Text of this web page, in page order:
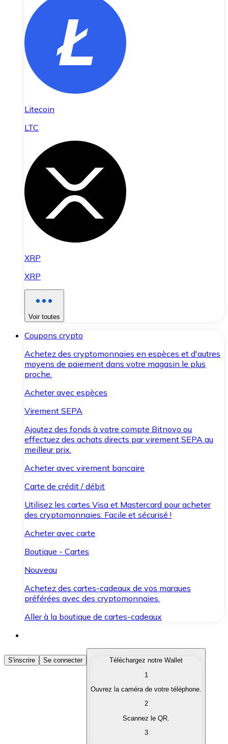
Litecoin
LTC
XRP
XRP
Voir toutes
Coupons crypto
Achetez des cryptomonnaies en espèces et d'autres
moyens de paiement dans votre magasin le plus
proche.
Acheter avec espèces
Virement SEPA
Ajoutez des fonds à votre compte Bitnovo ou
effectuez des achats directs par virement SEPA au
meilleur prix.
Acheter avec virement bancaire
Carte de crédit / débit
Utilisez les cartes Visa et Mastercard pour acheter
des cryptomonnaies. Facile et sécurisé !
Acheter avec carte
Boutique - Cartes
Nouveau
Achetez des cartes-cadeaux de vos marques
préférées avec des cryptomonnaies.
Aller à la boutique de cartes-cadeaux
Acheter des Cryptomonnaies
Achetez les cryptomonnaies qui vous intéressent
Convertissez vos cryptomonnaies en monnaie
S'inscrire Se connecter
Téléchargez notre Wallet
1
Ouvrez la caméra de votre téléphone.
2
Scannez le QR.
3